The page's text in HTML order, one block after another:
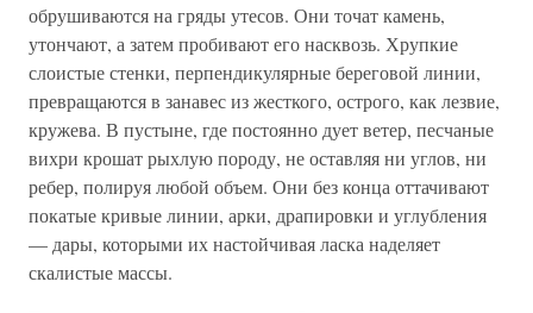
обрушиваются на гряды утесов. Они точат камень,
утончают, а затем пробивают его насквозь. Хрупкие
слоистые стенки, перпендикулярные береговой линии,
превращаются в занавес из жесткого, острого, как лезвие,
кружева. В пустыне, где постоянно дует ветер, песчаные
вихри крошат рыхлую породу, не оставляя ни углов, ни
ребер, полируя любой объем. Они без конца оттачивают
покатые кривые линии, арки, драпировки и углубления
— дары, которыми их настойчивая ласка наделяет
скалистые массы.